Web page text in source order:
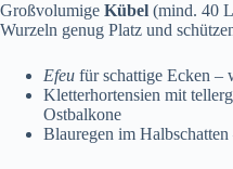
Großvolumige Kübel (mind. 40
Wurzeln genug Platz und
Efeu für schattige Ecken –
Kletterhortensien mit
Ostbalkone
Blauregen im